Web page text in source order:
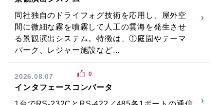
同社独自のドライフォグ技術を応用し、屋外空
間に微細な霧を噴霧して人工の雲海を発生させ
る景観演出システム。特徴は、①庭園やテーマ
パーク、レジャー施設など...
2026.08.07
インタフェースコンバータ
0